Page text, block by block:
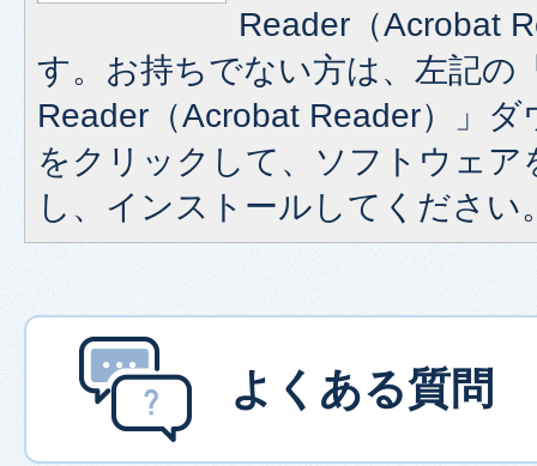
Reader（Acrobat
す。お持ちでない方は、左記の
Reader（Acrobat Reader）」
をクリックして、ソフトウェア
し、インストールしてください
よくある質問